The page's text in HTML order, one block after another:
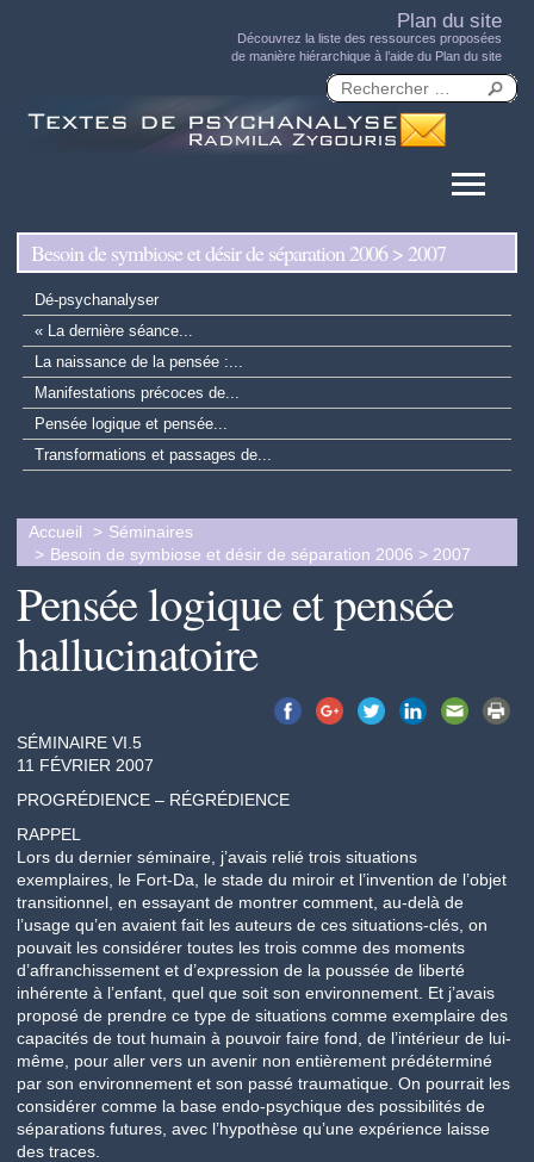
Plan du site
Découvrez la liste des ressources proposées
de manière hiérarchique à l’aide du Plan du site
Besoin de symbiose et désir de séparation 2006 > 2007
Dé-psychanalyser
« La dernière séance...
La naissance de la pensée :...
Manifestations précoces de...
Pensée logique et pensée...
Transformations et passages de...
Accueil
Séminaires
Besoin de symbiose et désir de séparation 2006 > 2007
Pensée logique et pensée
hallucinatoire
SÉMINAIRE VI.5
11 FÉVRIER 2007
PROGRÉDIENCE – RÉGRÉDIENCE
RAPPEL
Lors du dernier séminaire, j’avais relié trois situations
exemplaires, le Fort-Da, le stade du miroir et l’invention de l’objet
transitionnel, en essayant de montrer comment, au-delà de
l’usage qu’en avaient fait les auteurs de ces situations-clés, on
pouvait les considérer toutes les trois comme des moments
d’affranchissement et d’expression de la poussée de liberté
inhérente à l’enfant, quel que soit son environnement. Et j’avais
proposé de prendre ce type de situations comme exemplaire des
capacités de tout humain à pouvoir faire fond, de l’intérieur de lui-
même, pour aller vers un avenir non entièrement prédéterminé
par son environnement et son passé traumatique. On pourrait les
considérer comme la base endo-psychique des possibilités de
séparations futures, avec l’hypothèse qu’une expérience laisse
des traces.